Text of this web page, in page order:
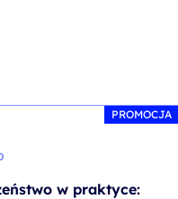
PROMOCJA
w praktyce: